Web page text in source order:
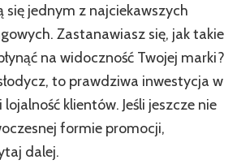
się jednym z najciekawszych
Zastanawiasz się, jak takie
na widoczność Twojej marki?
to prawdziwa inwestycja w
klientów. Jeśli jeszcze nie
formie promocji,
dalej.